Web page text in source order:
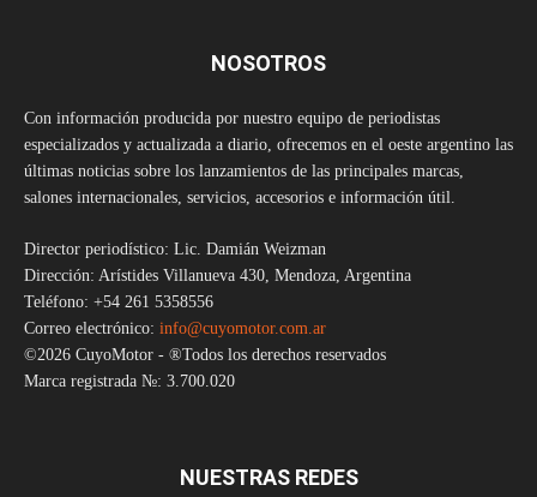
NOSOTROS
Con información producida por nuestro equipo de periodistas
especializados y actualizada a diario, ofrecemos en el oeste argentino las
últimas noticias sobre los lanzamientos de las principales marcas,
salones internacionales, servicios, accesorios e información útil.
Director periodístico: Lic. Damián Weizman
Dirección: Arístides Villanueva 430, Mendoza, Argentina
Teléfono: +54 261 5358556
Correo electrónico: info@cuyomotor.com.ar
©2026 CuyoMotor - ®Todos los derechos reservados
Marca registrada №: 3.700.020
NUESTRAS REDES